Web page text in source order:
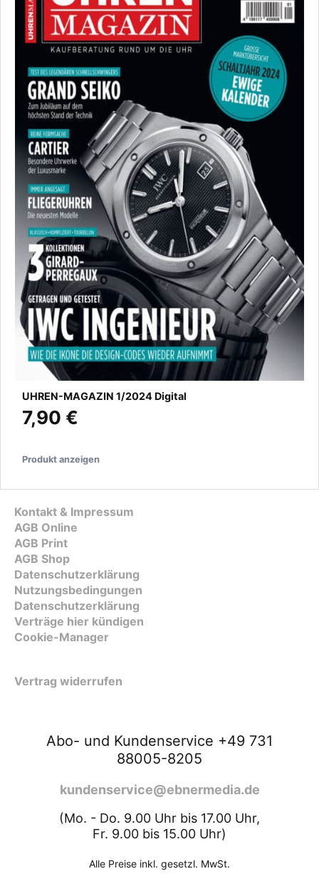
UHREN-MAGAZIN 1/2024 Digital
7,90 €
Produkt anzeigen
Kontakt & Impressum
AGB Online
AGB Print
AGB Shop
Datenschutzerklärung
Nutzungsbedingungen
Datenschutzerklärung
Verträge hier kündigen
Cookie-Manager
Vertrag widerrufen
Abo- und Kundenservice +49 731
88005-8205
kundenservice@ebnermedia.de
(Mo. - Do. 9.00 Uhr bis 17.00 Uhr,
Fr. 9.00 bis 15.00 Uhr)
Alle Preise inkl. gesetzl. MwSt.